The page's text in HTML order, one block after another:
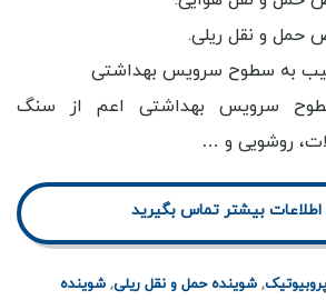
حمل و نقل ریلی.
به سطوح سرویس بهداشتی
سرویس بهداشتی اعم از سنگ
روشویی و …
اطلاعات بیشتر تماس بگیرید
, شوینده حمل و نقل ریلی, شوینده